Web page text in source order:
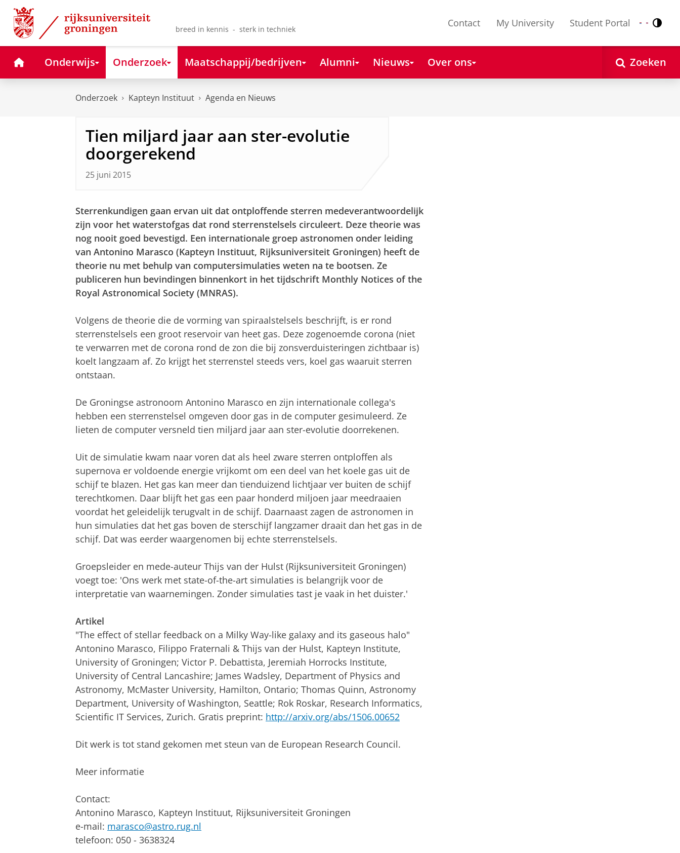
Skip
Content
Skip
Navigation
breed in kennis - sterk in techniek
Contact My University Student Portal Nederlands
English
HomeOnderwijs Onderzoek Maatschappij/bedrijven Alumni Nieuws Over ons Zoeken
Onderzoek Kapteyn Instituut Agenda en Nieuws
Tien miljard jaar aan ster-evolutie
doorgerekend
25 juni 2015
Sterrenkundigen gaan ervan uit dat ontploffende sterren medeverantwoordelijk
zijn voor het waterstofgas dat rond sterrenstelsels circuleert. Deze theorie was
nog nooit goed bevestigd. Een internationale groep astronomen onder leiding
van Antonino Marasco (Kapteyn Instituut, Rijksuniversiteit Groningen) heeft de
theorie nu met behulp van computersimulaties weten na te bootsen. Ze
publiceren hun bevindingen binnenkort in het tijdschrift Monthly Notices of the
Royal Astronomical Society (MNRAS).
Volgens de theorie die de vorming van spiraalstelsels beschrijft, is er rond
sterrenstelsels een groot reservoir van heet gas. Deze zogenoemde corona (niet
te verwarren met de corona rond de zon die bij zonsverduisteringen zichtbaar is)
koelt langzaam af. Zo krijgt het sterrenstel steeds vers, koel gas waaruit sterren
ontstaan.
De Groningse astronoom Antonino Marasco en zijn internationale collega's
hebben een sterrenstelsel omgeven door gas in de computer gesimuleerd. Ze
lieten de computer versneld tien miljard jaar aan ster-evolutie doorrekenen.
Uit de simulatie kwam naar voren dat als heel zware sterren ontploffen als
supernova er voldoende energie vrijkomt om een deel van het koele gas uit de
schijf te blazen. Het gas kan meer dan tienduizend lichtjaar ver buiten de schijf
terechtkomen. Daar blijft het gas een paar honderd miljoen jaar meedraaien
voordat het geleidelijk terugvalt in de schijf. Daarnaast zagen de astronomen in
hun simulaties dat het gas boven de sterschijf langzamer draait dan het gas in de
schijf. Dat was eerder waargenomen bij echte sterrenstelsels.
Groepsleider en mede-auteur Thijs van der Hulst (Rijksuniversiteit Groningen)
voegt toe: 'Ons werk met state-of-the-art simulaties is belangrijk voor de
interpretatie van waarnemingen. Zonder simulaties tast je vaak in het duister.'
Artikel
"The effect of stellar feedback on a Milky Way-like galaxy and its gaseous halo"
Antonino Marasco, Filippo Fraternali & Thijs van der Hulst, Kapteyn Institute,
University of Groningen; Victor P. Debattista, Jeremiah Horrocks Institute,
University of Central Lancashire; James Wadsley, Department of Physics and
Astronomy, McMaster University, Hamilton, Ontario; Thomas Quinn, Astronomy
Department, University of Washington, Seattle; Rok Roskar, Research Informatics,
Scientific IT Services, Zurich. Gratis preprint: http://arxiv.org/abs/1506.00652
Dit werk is tot stand gekomen met steun van de European Research Council.
Meer informatie
Contact:
Antonino Marasco, Kapteyn Instituut, Rijksuniversiteit Groningen
e-mail: marasco@astro.rug.nl
telefoon: 050 - 3638324